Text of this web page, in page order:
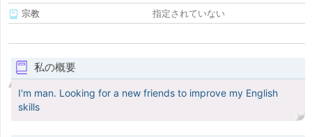
宗教
指定されていない
私の概要
I'm man. Looking for a new friends to improve my English
skills